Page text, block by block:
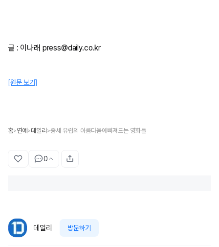
글 : 이나래 press@daily.co.kr
[원문 보기]
홈>연예 >데일리 >중세 유럽의 아름다움에빠져드는 영화들
0
데일리 방문하기